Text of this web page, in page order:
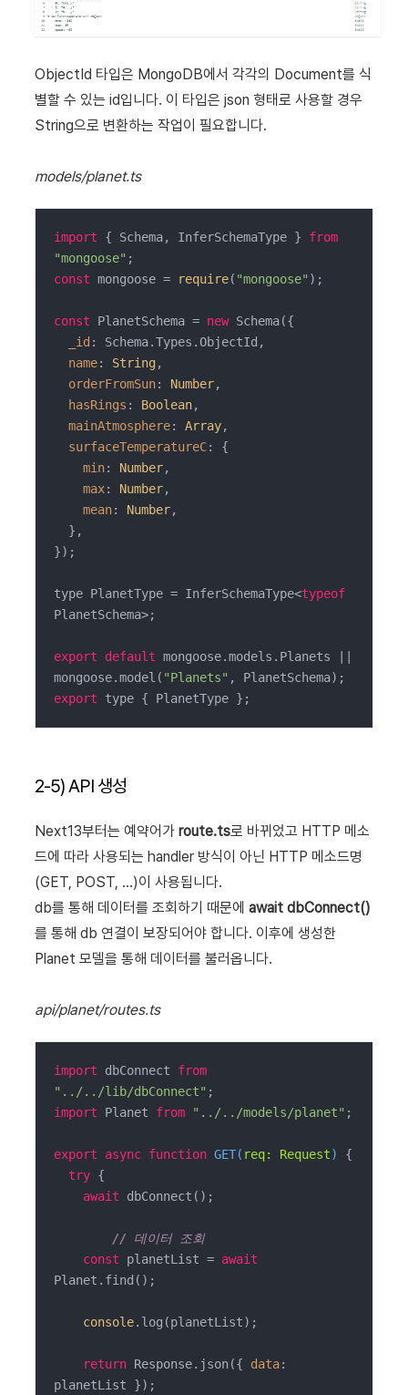
ObjectId 타입은 MongoDB에서 각각의 Document를 식
별할 수 있는 id입니다. 이 타입은 json 형태로 사용할 경우
String으로 변환하는 작업이 필요합니다.
models/planet.ts
import { Schema, InferSchemaType } from
"mongoose"
const mongoose = require( "mongoose" );
const PlanetSchema = new Schema({
_id : Schema.Types.ObjectId,
name: String,
orderFromSun: Number,
hasRings : Boolean,
mainAtmosphere: Array,
surfaceTemperatureC: {
min: Number,
max: Number,
mean: Number,
});
type PlanetType = InferSchemaType<typeof
PlanetSchema>;
export default mongoose.models.Planets ||
mongoose.model( "Planets"
export type { PlanetType };
2-5) API 생성
Next13부터는 예약어가 route.ts로 바뀌었고 HTTP 메소
드에 따라 사용되는 handler 방식이 아닌 HTTP 메소드명
(GET, POST, ...)이 사용됩니다.
db를 통해 데이터를 조회하기 때문에 await dbConnect()
를 통해 db 연결이 보장되어야 합니다. 이후에 생성한
Planet 모델을 통해 데이터를 불러옵니다.
api/planet/routes.ts
import dbConnect from
"../../lib/dbConnect"
import Planet from "../../models/planet" ;
export async function GET( req: Request) {
try {
await dbConnect();
// 데이터 조회
const planetList = await
Planet.find();
console.log(planetList);
return Response.json({ data:
planetList });